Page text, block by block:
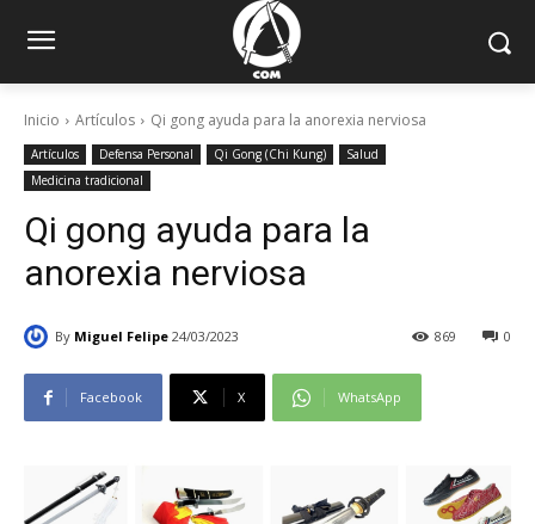
Inicio Artículos Qi gong ayuda para la anorexia nerviosa
Artículos Defensa Personal Qi Gong (Chi Kung)
Salud
Medicina tradicional
Qi gong ayuda para la
anorexia nerviosa
By Miguel Felipe 24/03/2023 0
869
Facebook X WhatsApp